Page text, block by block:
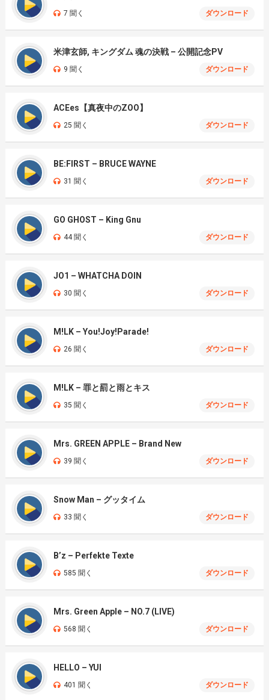
7 聞く ダウンロード
米津玄師, キングダム 魂の決戦 – 公開記念PV
9 聞く ダウンロード
ACEes【真夜中のZOO】
25 聞く ダウンロード
BE:FIRST – BRUCE WAYNE
31 聞く ダウンロード
GO GHOST – King Gnu
44 聞く ダウンロード
JO1 – WHATCHA DOIN
30 聞く ダウンロード
M!LK – You!Joy!Parade!
26 聞く ダウンロード
M!LK – 罪と罰と雨とキス
35 聞く ダウンロード
Mrs. GREEN APPLE – Brand New
39 聞く ダウンロード
Snow Man – グッタイム
33 聞く ダウンロード
B’z – Perfekte Texte
585 聞く ダウンロード
Mrs. Green Apple – NO.7 (LIVE)
568 聞く ダウンロード
HELLO – YUI
401 聞く ダウンロード